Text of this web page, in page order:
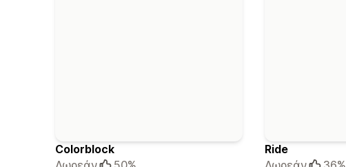
Colorblock
Ride